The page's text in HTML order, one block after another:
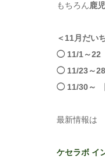
もちろん鹿
＜11月だい
◯ 11/1～
◯ 11/23～
◯ 11/30～
最新情報は
ケセラボ イ